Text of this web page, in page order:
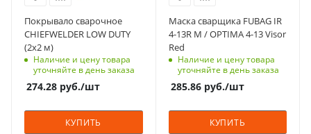
Россия
Цвет
бежевые
Габаритные размеры
(ШхВхГ), мм
2000х2000
Покрывало сварочное
CHIEFWELDER LOW DUTY
(2х2 м)
Наличие и цену товара
уточняйте в день заказа
274.28 руб./шт
КУПИТЬ
Солнечная
Гарантийный срок,
мес
2 года
0.5
Маска сварщика FUBAG IR
4-13R M / OPTIMA 4-13 Visor
Red
Наличие и цену товара
уточняйте в день заказа
285.86руб./шт
КУПИТЬ